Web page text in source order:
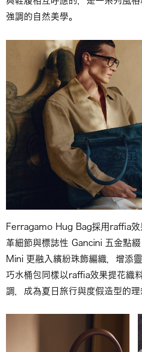
強調的自然美學。
Ferragamo Hug Bag採用raffia效
革細節與標誌性 Gancini 五金點
Mini 更融入繽紛珠飾編織，增添
巧水桶包同樣以raffia效果提花織
調，成為夏日旅行與度假造型的理